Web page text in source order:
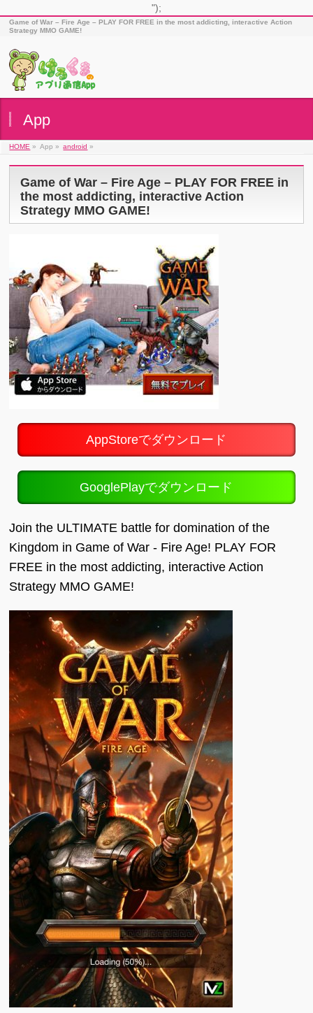
");
Game of War – Fire Age – PLAY FOR FREE in the most addicting, interactive Action
Strategy MMO GAME!
App
HOME » App » android »
Game of War – Fire Age – PLAY FOR FREE in
the most addicting, interactive Action
Strategy MMO GAME!
AppStoreでダウンロード
GooglePlayでダウンロード
Join the ULTIMATE battle for domination of the
Kingdom in Game of War - Fire Age! PLAY FOR
FREE in the most addicting, interactive Action
Strategy MMO GAME!